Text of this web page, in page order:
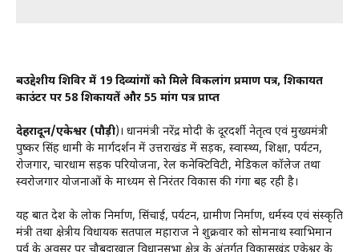
बहुउद्देशीय शिविर में 19 दिव्यांगों को मिले विकलांग प्रमाण पत्र, शिकायत
काउंटर पर 58 शिकायतें और 55 मांग पत्र प्राप्त
देहरादून/एकेश्वर (पौड़ी)। प्रधानमंत्री नरेंद्र मोदी के दूरदर्शी नेतृत्व एवं मुख्यमंत्री
पुष्कर सिंह धामी के मार्गदर्शन में उत्तराखंड में सड़क, स्वास्थ्य, शिक्षा, पर्यटन,
रोजगार, चारधाम सड़क परियोजना, रेल कनेक्टिविटी, मेडिकल कॉलेज तथा
स्वरोजगार योजनाओं के माध्यम से निरंतर विकास की गंगा बह रही है।
यह बात प्रदेश के लोक निर्माण, सिंचाई, पर्यटन, ग्रामीण निर्माण, धर्मस्व एवं संस्कृति
मंत्री तथा क्षेत्रीय विधायक सतपाल महाराज ने शुक्रवार को सोमनाथ स्वाभिमान